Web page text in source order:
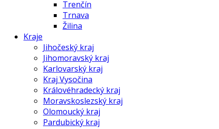
Trenčín
Trnava
Žilina
Kraje
Jihočeský kraj
Jihomoravský kraj
Karlovarský kraj
Kraj Vysočina
Královéhradecký kraj
Moravskoslezský kraj
Olomoucký kraj
Pardubický kraj